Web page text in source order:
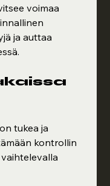
voimaa
ja auttaa
tukea ja
kontrollin